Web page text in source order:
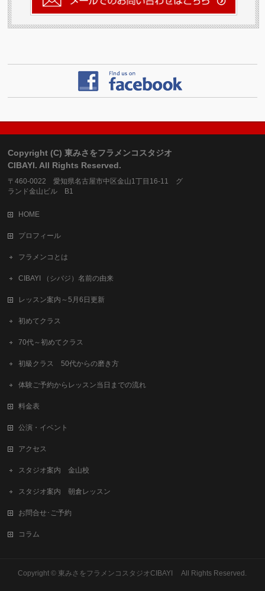
Copyright (C) 東みさをフラメンコスタジオ
CIBAYI. All Rights Reserved.
〒460-0022 愛知県名古屋市中区金山1丁目16-11 グ
ランド金山ビル B1
HOME
プロフィール
フラメンコとは
CIBAYI （シバジ）名前の由来
レッスン案内～5月6日更新
初めてクラス
70代～初めてクラス
初級クラス 50代からの磨き方
体験ご予約からレッスン当日までの流れ
料金表
公演・イベント
アクセス
スタジオ案内 金山校
スタジオ案内 朝倉レッスン
お問合せ･ご予約
コラム
Copyright © 東みさをフラメンコスタジオCIBAYI All Rights Reserved.